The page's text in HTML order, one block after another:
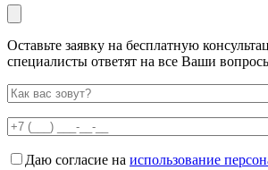
Оставьте заявку на бесплатную
специалисты ответят на все Ваши
Даю согласие на использование